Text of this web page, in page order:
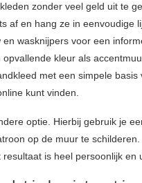
zonder veel geld uit te
af en hang ze in eenvoudige
wasknijpers voor een
kleur als
met een simpele basis
kunt vinden.
optie. Hierbij gebruik je
op de muur te
is heel persoonlijk en